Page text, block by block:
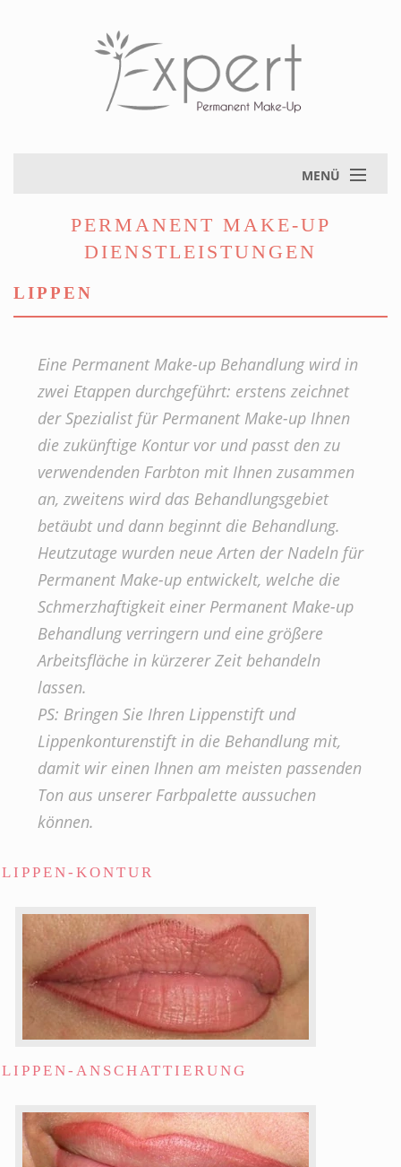
MENÜ
PERMANENT MAKE-UP
DIENSTLEISTUNGEN
LIPPEN
Eine Permanent Make-up Behandlung wird in
zwei Etappen durchgeführt: erstens zeichnet
der Spezialist für Permanent Make-up Ihnen
die zukünftige Kontur vor und passt den zu
verwendenden Farbton mit Ihnen zusammen
an, zweitens wird das Behandlungsgebiet
betäubt und dann beginnt die Behandlung.
Heutzutage wurden neue Arten der Nadeln für
Permanent Make-up entwickelt, welche die
Schmerzhaftigkeit einer Permanent Make-up
Behandlung verringern und eine größere
Arbeitsfläche in kürzerer Zeit behandeln
lassen.
PS: Bringen Sie Ihren Lippenstift und
Lippenkonturenstift in die Behandlung mit,
damit wir einen Ihnen am meisten passenden
Ton aus unserer Farbpalette aussuchen
können.
LIPPEN-KONTUR
LIPPEN-ANSCHATTIERUNG